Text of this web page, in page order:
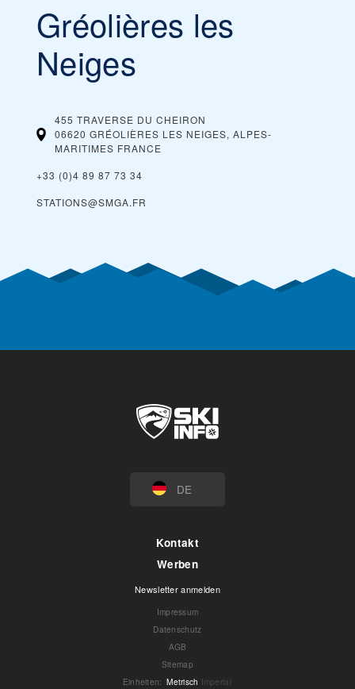
Gréolières les
Neiges
455 TRAVERSE DU CHEIRON
06620 GRÉOLIÈRES LES NEIGES, ALPES-
MARITIMES FRANCE
+33 (0)4 89 87 73 34
STATIONS@SMGA.FR
DE
Kontakt
Werben
Newsletter anmelden
Impressum
Datenschutz
AGB
Sitemap
Einheiten: Metrisch Imperial